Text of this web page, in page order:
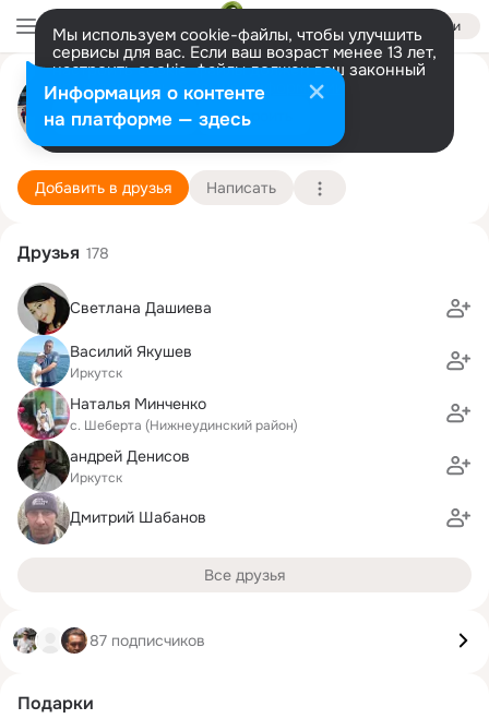
Войти
Мы используем cookie-файлы, чтобы улучшить
сервисы для вас. Если ваш возраст менее 13 лет,
настроить cookie-файлы должен ваш законный
представитель. Больше информации
Разрешить все Настроить
Ольга Шульгина (Старостенко)
Иркутск
4 декабря (45 лет)
Шебертинская школа
Подробнее
Добавить в друзья Написать
Друзья 178
Светлана Дашиева
Василий Якушев
Иркутск
Наталья Минченко
с. Шеберта (Нижнеудинский район)
андрей Денисов
Иркутск
Дмитрий Шабанов
Все друзья
87 подписчиков
Подарки
Информация о контенте
на платформе — здесь